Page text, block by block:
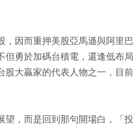
，因而重押美股亞馬遜與阿里
勇於加碼台積電，還逢低布
大贏家的代表人物之一，目
望，而是回到那句開場白，「